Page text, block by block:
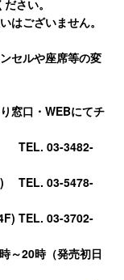
さい。
はございません。
セルや座席等の変
窓口・WEBにてチ
TEL. 03-3482-
03-5478-
03-3702-
時（発売初日